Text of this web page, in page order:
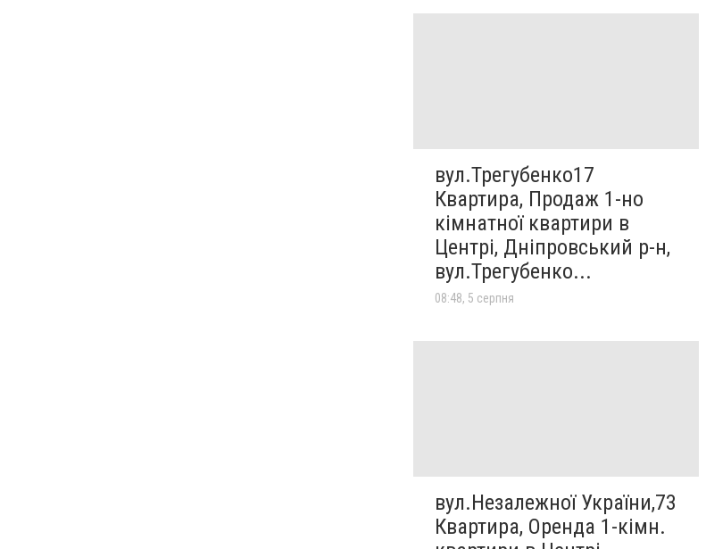
вул.Трегубенко17
Квартира, Продаж 1-но
кімнатної квартири в
Центрі, Дніпровський р-н,
вул.Трегубенко...
08:48, 5 серпня
вул.Незалежної України,73
Квартира, Оренда 1-кімн.